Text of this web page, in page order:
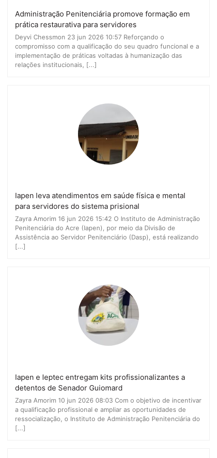
Administração Penitenciária promove formação em
prática restaurativa para servidores
Deyvi Chessmon 23 jun 2026 10:57 Reforçando o
compromisso com a qualificação do seu quadro funcional e a
implementação de práticas voltadas à humanização das
relações institucionais, [...]
Iapen leva atendimentos em saúde física e mental
para servidores do sistema prisional
Zayra Amorim 16 jun 2026 15:42 O Instituto de Administração
Penitenciária do Acre (Iapen), por meio da Divisão de
Assistência ao Servidor Penitenciário (Dasp), está realizando
[...]
Iapen e Ieptec entregam kits profissionalizantes a
detentos de Senador Guiomard
Zayra Amorim 10 jun 2026 08:03 Com o objetivo de incentivar
a qualificação profissional e ampliar as oportunidades de
ressocialização, o Instituto de Administração Penitenciária do
[...]